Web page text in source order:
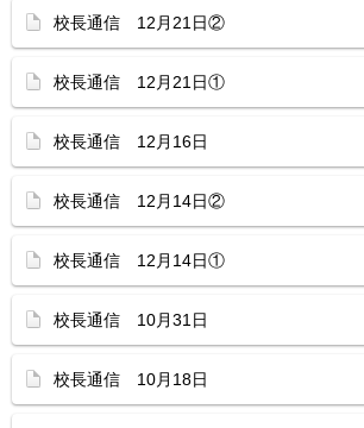
校長通信 12月21日②
校長通信 12月21日①
校長通信 12月16日
校長通信 12月14日②
校長通信 12月14日①
校長通信 10月31日
校長通信 10月18日